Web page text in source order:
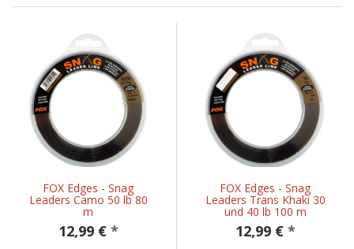
FOX Edges - Snag
Leaders Camo 50 lb 80
m
12,99 € *
FOX Edges - Snag
Leaders Trans Khaki 30
und 40 lb 100 m
12,99 € *